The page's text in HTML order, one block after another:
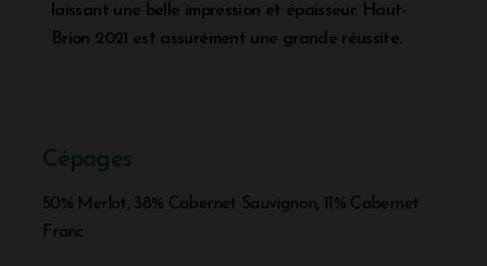
laissant une belle impression et épaisseur. Haut-
Brion 2021 est assurément une grande réussite.
Cépages
50% Merlot, 38% Cabernet Sauvignon, 11% Cabernet
Franc